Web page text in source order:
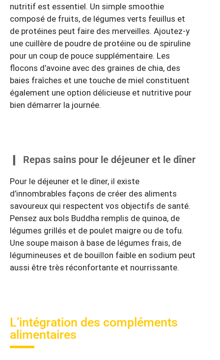
nutritif est essentiel. Un simple smoothie
composé de fruits, de légumes verts feuillus et
de protéines peut faire des merveilles. Ajoutez-y
une cuillère de poudre de protéine ou de spiruline
pour un coup de pouce supplémentaire. Les
flocons d’avoine avec des graines de chia, des
baies fraîches et une touche de miel constituent
également une option délicieuse et nutritive pour
bien démarrer la journée.
Repas sains pour le déjeuner et le dîner
Pour le déjeuner et le dîner, il existe
d’innombrables façons de créer des aliments
savoureux qui respectent vos objectifs de santé.
Pensez aux bols Buddha remplis de quinoa, de
légumes grillés et de poulet maigre ou de tofu.
Une soupe maison à base de légumes frais, de
légumineuses et de bouillon faible en sodium peut
aussi être très réconfortante et nourrissante.
L’intégration des compléments
alimentaires